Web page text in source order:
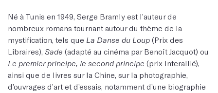
Né à Tunis en 1949, Serge Bramly est l’auteur de
nombreux romans tournant autour du thème de la
mystification, tels que La Danse du Loup (Prix des
Libraires), Sade (adapté au cinéma par Benoît Jacquot) ou
Le premier principe, le second principe (prix Interallié),
ainsi que de livres sur la Chine, sur la photographie,
d’ouvrages d’art et d’essais, notamment d’une biographie